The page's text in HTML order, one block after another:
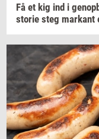
Få et kig ind i
sto­rie steg mar­kant